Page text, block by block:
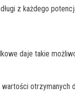
z każdego
daje takie
otrzymanych